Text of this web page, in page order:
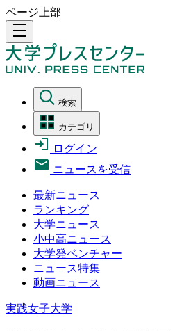
ページ上部
density_medium
検索
カテゴリ
ログイン
ニュースを受信
最新ニュース
ランキング
大学ニュース
小中高ニュース
大学発ベンチャー
ニュース特集
動画ニュース
実践女子大学